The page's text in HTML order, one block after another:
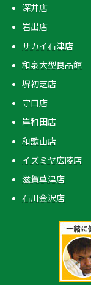
深井店
岩出店
サカイ石津店
和泉大型良品館
堺初芝店
守口店
岸和田店
和歌山店
イズミヤ広陵店
滋賀草津店
石川金沢店